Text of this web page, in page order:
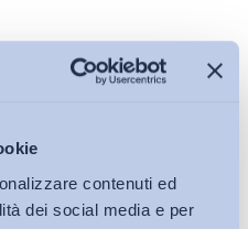
contenuti ed
dei social media e per
altresì che nel caso degli
anche i lavoratori non
dei livelli retributivi
e propone in seguito
di vigilanza degli Stati